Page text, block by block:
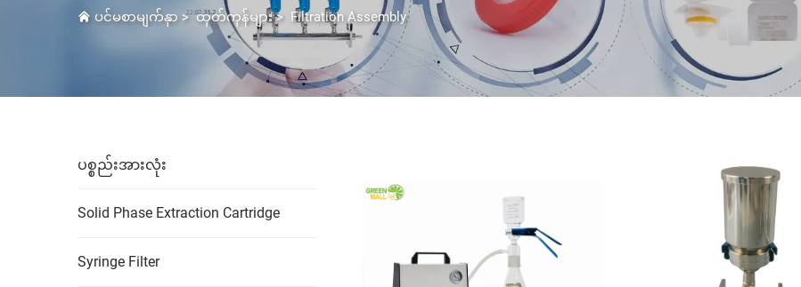
ပင်မစာမျက်နှာ >ထုတ်ကုန်များ> Filtration Assembly
ပစ္စည်းအားလုံး
Solid Phase Extraction Cartridge
Syringe Filter